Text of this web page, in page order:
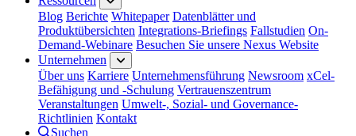
Blog Berichte Whitepaper Datenblätter und
Produktübersichten Integrations-Briefings Fallstudien On-
Demand-Webinare Besuchen Sie unsere Nexus Website
Unternehmen
Über uns Karriere Unternehmensführung Newsroom xCel-
Befähigung und -Schulung Vertrauenszentrum
Veranstaltungen Umwelt-, Sozial- und Governance-
Richtlinien Kontakt
Suchen